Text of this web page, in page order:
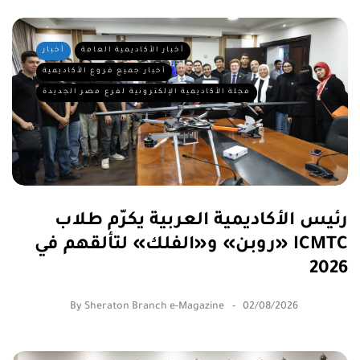
أخبار أخبار الأكاديمية العامة
أخبار جميع فروع الأكاديمية
مجلة الأكاديمية الإلكترونية لفرع مصر الجديدة
رئيس الأكاديمية العربية يكرّم طلاب
«روبن» و«الفلك» لتألقهم في ICMTC
2026
By Sheraton Branch e-Magazine 02/08/2026